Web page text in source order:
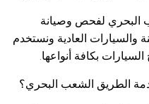
البحري لفحص وصيانة
والسيارات العادية ونستخدم
بكافة أنواعها.
الطريق الشعب البحري؟